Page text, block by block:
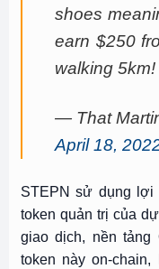
shoes
earn $250
walking 5km!
— That
April 18,
STEPN sử dụng lợi
token quản trị của
giao dịch, nền tảng
token này on-